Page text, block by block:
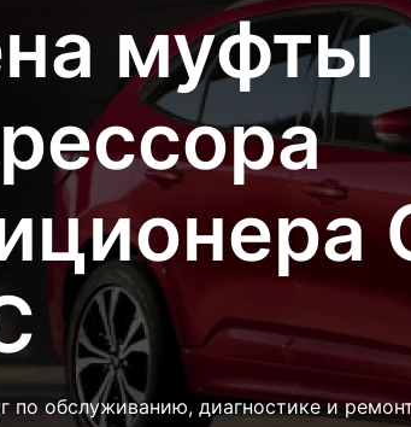
муфты
по обслуживанию, диагностике и